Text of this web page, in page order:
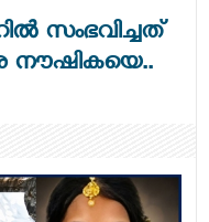
സംഭവിച്ചത്
നൗഷികയെ..